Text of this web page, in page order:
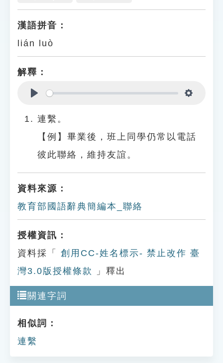
貓頭鷹博士
漢語拼音：
lián luò
解釋：
連繫。
【例】畢業後，班上同學仍常以電話
彼此聯絡，維持友誼。
資料來源：
教育部國語辭典簡編本_聯絡
授權資訊：
資料採「
創用CC-姓名標示- 禁止改作 臺
灣3.0版授權條款
」釋出
關連字詞
相似詞：
連繫